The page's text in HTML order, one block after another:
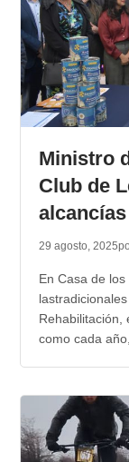
Ministro
Club de
29 agosto, 2025
En Casa de
Rehabilitación,
como cada